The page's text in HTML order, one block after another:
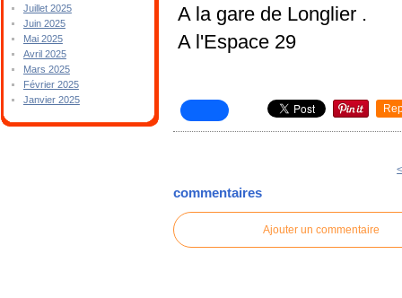
Juillet 2025
Juin 2025
Mai 2025
Avril 2025
Mars 2025
Février 2025
Janvier 2025
A la gare de Longlier .
A l'Espace 29
commentaires
Ajouter un commentaire